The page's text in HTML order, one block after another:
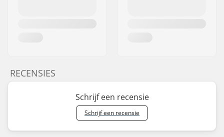
RECENSIES
Schrijf een recensie
Schrijf een recensie